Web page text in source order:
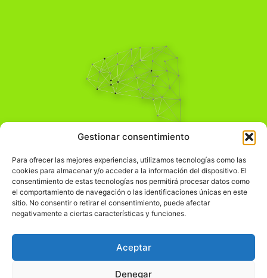
Gestionar consentimiento
Para ofrecer las mejores experiencias, utilizamos tecnologías como las
cookies para almacenar y/o acceder a la información del dispositivo. El
consentimiento de estas tecnologías nos permitirá procesar datos como
el comportamiento de navegación o las identificaciones únicas en este
sitio. No consentir o retirar el consentimiento, puede afectar
negativamente a ciertas características y funciones.
Aceptar
Denegar
Pensamiento Crítico
Comprender el mundo para transformarlo.
Información Legal
჻Política de privacidad
Política de cookies